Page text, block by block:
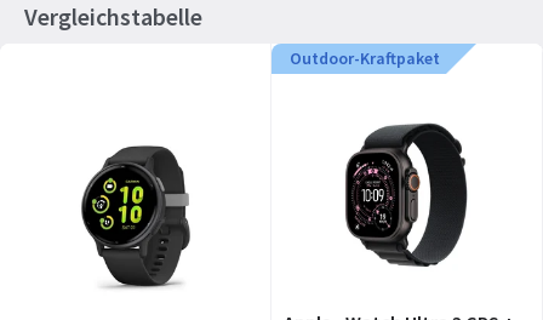
Vergleichstabelle
Outdoor-Kraftpaket